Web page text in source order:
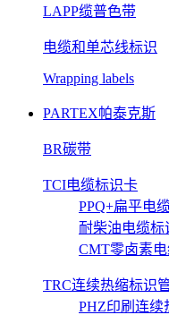
LAPP缆普色带
电缆和单芯线标识
Wrapping labels
PARTEX帕泰克斯
BR碳带
TCI电缆标识卡
PPQ+扁平电
耐柴油电缆标
CMT零卤素
TRC连续热缩标识
PHZ印刷连续